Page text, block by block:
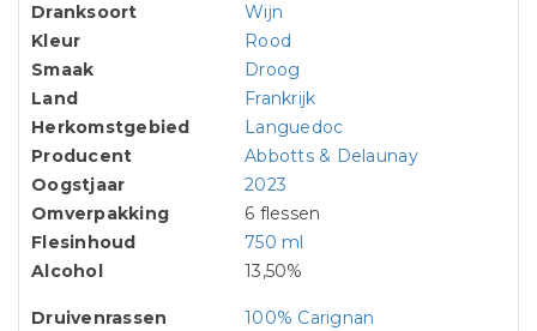
Dranksoort
Wijn
Kleur
Rood
Smaak
Droog
Land
Frankrijk
Herkomstgebied
Languedoc
Producent
Abbotts & Delaunay
Oogstjaar
2023
Omverpakking
6 flessen
Flesinhoud
750 ml
Alcohol
13,50%
Druivenrassen
100% Carignan